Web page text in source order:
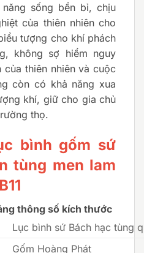
sống bền bỉ, chịu
của thiên nhiên cho
tượng cho khí phách
không sợ hiểm nguy
thiên nhiên và cuộc
còn có khả năng xua
khí, giữ cho gia chủ
thọ.
bình gốm sứ
tùng men lam
thông số kích thước
Lục bình sứ Bách hạc tùng
Gốm Hoàng Phát